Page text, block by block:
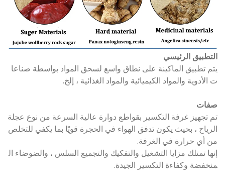
التطبيق الرئيسي
يتم تطبيق الماكينة على نطاق واسع لسحق المواد بواسطة صناعا
ت الأدوية والمواد الكيميائية والمواد الغذائية ، إلخ.
صفات
تم تجهيز غرفة التكسير بقواطع دوارة عالية السرعة من نوع عجلة
الرياح ، بحيث يكون تدفق الهواء في الحجرة قويًا بما يكفي للتخلص
من أي حرارة في الغرفة.
إنها تمتلك مزايا التشغيل والتفكيك والتجميع السلس ، والضوضاء ال
منخفضة وكفاءة التكسير الجيدة.